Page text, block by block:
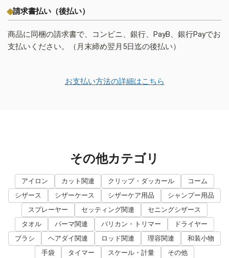
請求書払い（後払い）
商品に同梱の請求書で、コンビニ、銀行、PayB、銀行Payでお
支払いください。（月末締め翌月5日迄の後払い）
お支払い方法の詳細はこちら
その他カテゴリ
アイロン カット関連 クリップ・ダッカール
コーム
シザース
シザーケース シザーケア用品
シャンプー用品
スプレーヤー
セッティング関連
セニングシザース
タオル
パーマ関連 バリカン・トリマー
ドライヤー
ブラシ
ヘアダイ関連 ロッド関連 理容関連
和装小物
手袋
タイマー スケール・計量
その他